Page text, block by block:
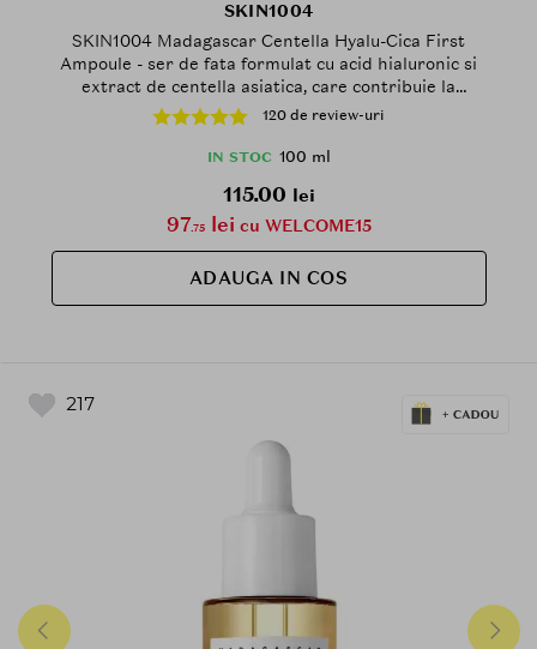
SKIN1004
SKIN1004 Madagascar Centella Hyalu-Cica First
Ampoule - ser de fata formulat cu acid hialuronic si
extract de centella asiatica, care contribuie la
hidratarea pielii si la mentinerea confortului cutanat
- 100 ml
120 de review-uri
IN STOC 100 ml
115.00 lei
97.75lei cu WELCOME15
ADAUGA IN COS
217